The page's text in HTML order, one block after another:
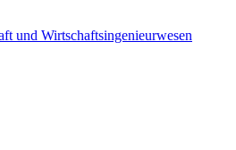
und Wirtschaftsingenieurwesen